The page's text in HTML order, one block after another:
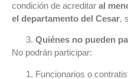
condición de acreditar al
el departamento del Cesar,
Quiénes no pueden
No podrán participar:
Funcionarios o